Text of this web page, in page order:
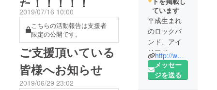
けのMV、そしてスペシャル
アルバム「We made this」
と、メインのMV以外のコン
テンツだけが先行解禁して
いる状況でしたが、遂に先
ほど、Youtubeにて"半端な
2019/07/16 10:00
こちらの活動報告は支援者
限定の公開です。
ご支援頂いている
皆様へお知らせ
2019/06/29 23:02
ています
平成生まれ
のロックバ
ンド、アイ
リフドーパ
です。
http://www.ailiphdoepa.com/
メッセー
ジを送る